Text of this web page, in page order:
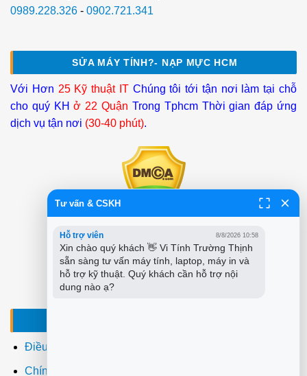
0989.228.326 - 0902.721.341
SỬA MÁY TÍNH?- NẠP MỰC HCM
Với Hơn 25 Kỹ thuật ITChúng tôi tới tận nơi làm tại chỗ
cho quý KHở 22 Quận Trong Tphcm Thời gian đáp ứng
dịch vụ tận nơi (30-40 phút).
Điều khoản sử dụng
Chính sách bảo mật
Tư vấn & CSKH
Hỗ trợ viên 8/8/2026 10:58
Xin chào quý khách 👋 Vi Tính Trường Thịnh
sẵn sàng tư vấn máy tính, laptop, máy in và
hỗ trợ kỹ thuật. Quý khách cần hỗ trợ nội
dung nào ạ?